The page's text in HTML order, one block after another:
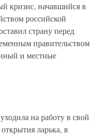
кризис, начавшийся в
российской
страну перед
правительством
и местные
на работу в свой
ларька, в